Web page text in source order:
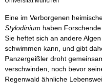
Eine im Verborgenen
Stylodinium haben
Sie heftet sich an andere
schwimmen kann, und gibt
Panzergeißler droht
verschwinden, noch bevor
Regenwald ähnliche